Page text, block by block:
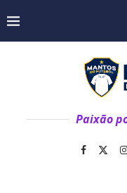
Paixão